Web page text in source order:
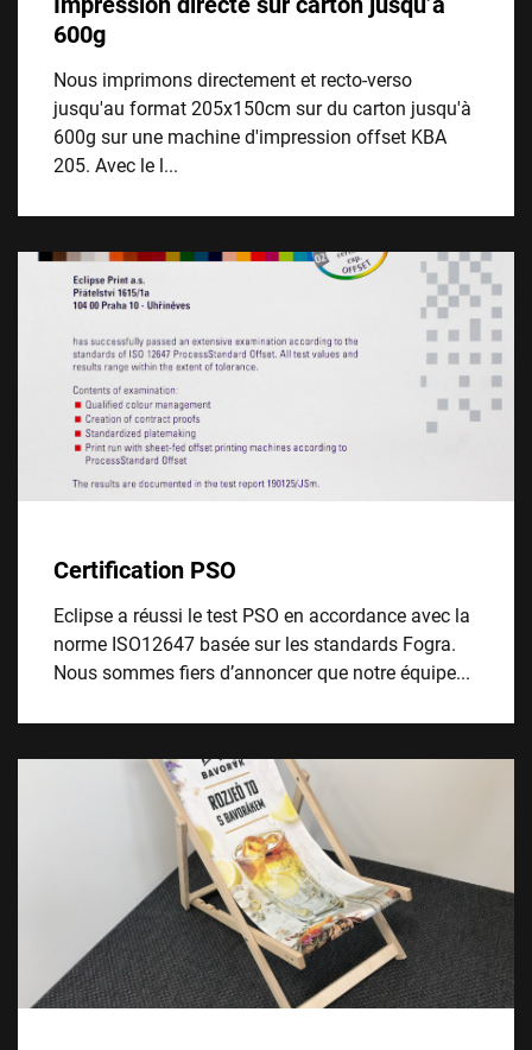
600g
Nous imprimons directement et recto-verso
jusqu'au format 205x150cm sur du carton jusqu'à
600g sur une machine d'impression offset KBA
205. Avec le l...
Certification PSO
Eclipse a réussi le test PSO en accordance avec la
norme ISO12647 basée sur les standards Fogra.
Nous sommes fiers d’annoncer que notre équipe...